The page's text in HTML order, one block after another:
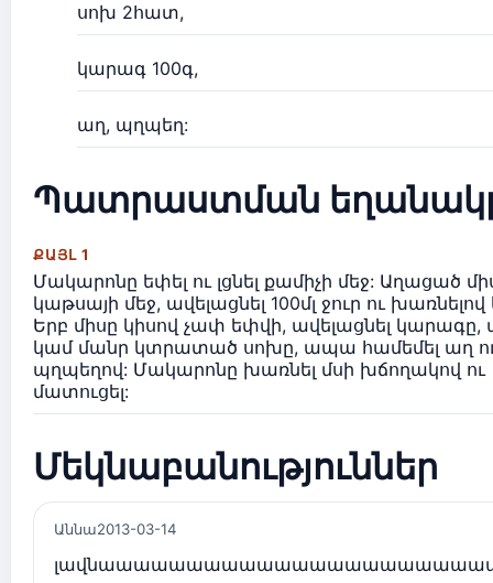
սոխ 2հատ,
կարագ 100գ,
աղ, պղպեղ:
Պատրաստման
ՔԱՅԼ 1
Մակարոնը եփել ու լցնել քամիչի մեջ: Աղացած
կաթսայի մեջ, ավելացնել 100մլ ջուր ու խառնելով
Երբ միսը կիսով չափ եփվի, ավելացնել
կամ մանր կտրատած սոխը, ապա համեմել աղ
պղպեղով: Մակարոնը խառնել մսի խճողակով ու
մատուցել:
Մեկնաբանություններ
Աննա2013-03-14